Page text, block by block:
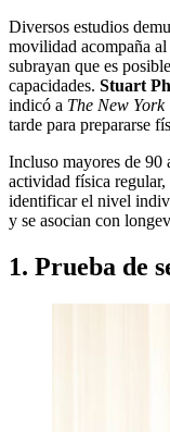
Diversos estudios
movilidad acompaña al
subrayan que es
capacidades. Stuart
indicó a The New York
tarde para prepararse
Incluso mayores de 90
actividad física regular,
identificar el nivel
y se asocian con
1. Prueba de